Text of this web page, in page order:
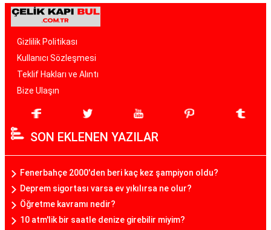
Gizlilik Politikası
Kullanıcı Sözleşmesi
Teklif Hakları ve Alıntı
Bize Ulaşın
SON EKLENEN YAZILAR
Fenerbahçe 2000'den beri kaç kez şampiyon oldu?
Deprem sigortası varsa ev yıkılırsa ne olur?
Öğretme kavramı nedir?
10 atm'lik bir saatle denize girebilir miyim?